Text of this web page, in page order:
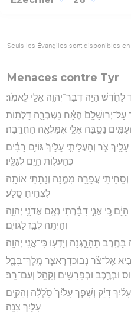
Seuls les Évangiles sont disponibles
Menaces contre Tyr
הָיָ֥ה דְבַר־יְהוָ֖ה אֵלַ֥י לֵאמֹֽר׃
עַל־יְרוּשָׁלִַ֙ם֙ הֶאָ֔ח נִשְׁבְּרָ֛ה דַּלְת֥וֹת
נָסֵ֣בָּה אֵלָ֑י אִמָּלְאָ֖ה הָחֳרָֽבָה׃
צֹ֑ר וְהַעֲלֵיתִ֤י עָלַ֙יִךְ֙ גּוֹיִ֣ם רַבִּ֔ים
כְּהַעֲל֥וֹת הַיָּ֖ם לְגַלָּֽיו׃
עֲפָרָ֖הּ מִמֶּ֑נָּה וְנָתַתִּ֥י אוֹתָ֖הּ
לִצְחִ֥יחַ סָֽלַע׃
כִּ֚י אֲנִ֣י דִבַּ֔רְתִּי נְאֻ֖ם אֲדֹנָ֣י יְהוִ֑ה
וְהָיְתָ֥ה לְבַ֖ז לַגּוֹיִֽם׃
תֵּהָרַ֑גְנָה וְיָדְע֖וּ כִּי־אֲנִ֥י יְהוָֽה׃
אֶל־צֹ֗ר נְבוּכַדְרֶאצַּ֧ר מֶֽלֶךְ־בָּבֶ֛ל
וּבְרֶ֥כֶב וּבְפָרָשִׁ֖ים וְקָהָ֥ל וְעַם־רָֽב׃
דָּיֵ֗ק וְשָׁפַ֤ךְ עָלַ֙יִךְ֙ סֹֽלְלָ֔ה וְהֵקִ֥ים
עָלַ֖יִךְ צִנָּֽה׃